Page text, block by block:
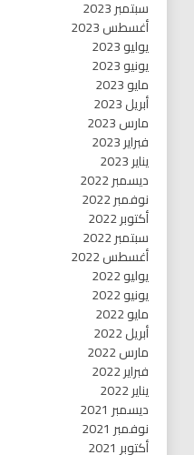
سبتمبر 2023
أغسطس 2023
يوليو 2023
يونيو 2023
مايو 2023
أبريل 2023
مارس 2023
فبراير 2023
يناير 2023
ديسمبر 2022
نوفمبر 2022
أكتوبر 2022
سبتمبر 2022
أغسطس 2022
يوليو 2022
يونيو 2022
مايو 2022
أبريل 2022
مارس 2022
فبراير 2022
يناير 2022
ديسمبر 2021
نوفمبر 2021
أكتوبر 2021